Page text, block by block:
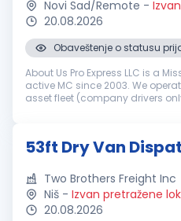
Novi Sad/Remote -
20.08.2026
Obaveštenje o statusu
About Us Pro Express LLC is a
active MC since 2003. We
asset fleet (company drivers
53ft Dry Van
Two Brothers Freight Inc
Niš - Izvan pretražene
20.08.2026